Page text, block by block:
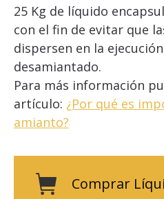
25 Kg de líquido
con el fin de evitar que
dispersen en la
desamiantado.
Para más información
artículo: ¿Por qué es
amianto?
Comprar